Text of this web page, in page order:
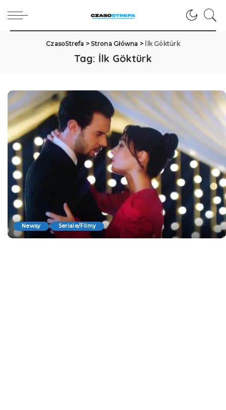
CzasoStrefa >Strona Główna > İlk Göktürk
Tag: İlk Göktürk
Newsy Seriale/Filmy